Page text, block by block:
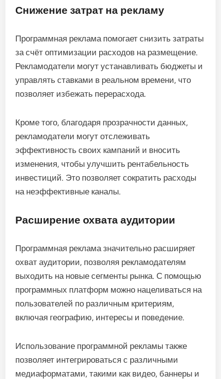
Снижение затрат на рекламу
Программная реклама помогает снизить затраты
за счёт оптимизации расходов на размещение.
Рекламодатели могут устанавливать бюджеты и
управлять ставками в реальном времени, что
позволяет избежать перерасхода.
Кроме того, благодаря прозрачности данных,
рекламодатели могут отслеживать
эффективность своих кампаний и вносить
изменения, чтобы улучшить рентабельность
инвестиций. Это позволяет сократить расходы
на неэффективные каналы.
Расширение охвата аудитории
Программная реклама значительно расширяет
охват аудитории, позволяя рекламодателям
выходить на новые сегменты рынка. С помощью
программных платформ можно нацеливаться на
пользователей по различным критериям,
включая географию, интересы и поведение.
Использование программной рекламы также
позволяет интегрироваться с различными
медиаформатами, такими как видео, баннеры и